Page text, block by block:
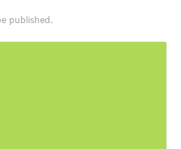
published.